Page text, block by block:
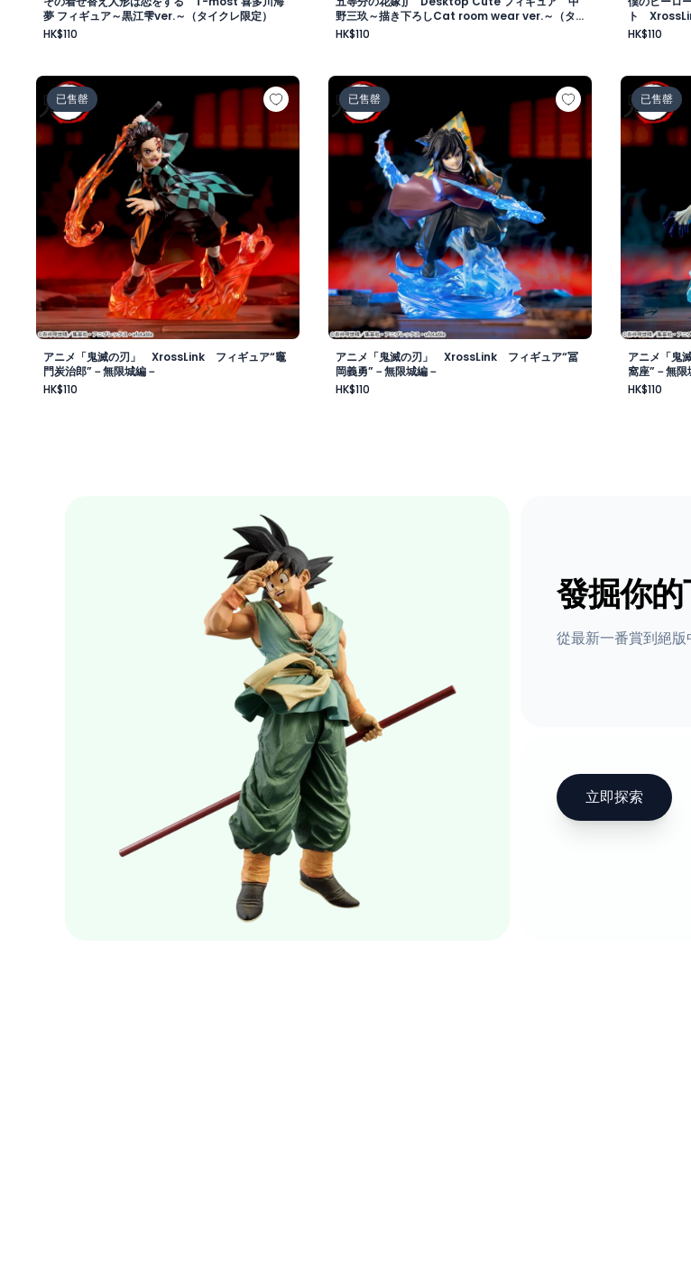
夢 フィギュア～黒江雫ver.～（タイクレ限定）
HK$110
野三玖～描き下ろしCat room wear ver.～（タ
イクレ限定）
HK$110
ト
HK$110
アニメ「鬼滅の刃」 XrossLink フィギュア“竈門炭治郎”－無限城編－
已售罄
アニメ「鬼滅の刃」 XrossLink フィギュア“竈
門炭治郎”－無限城編－
HK$110
アニメ「鬼滅の刃」 XrossLink フィギュア“冨岡義勇
已售罄
アニメ「鬼滅の刃」 XrossLink フィギュア“冨
岡義勇”－無限城編－
HK$110
アニメ「
已售罄
アニメ「
窩座”－無限
HK$110
發掘你
從最新一番賞到絕版
立即探索